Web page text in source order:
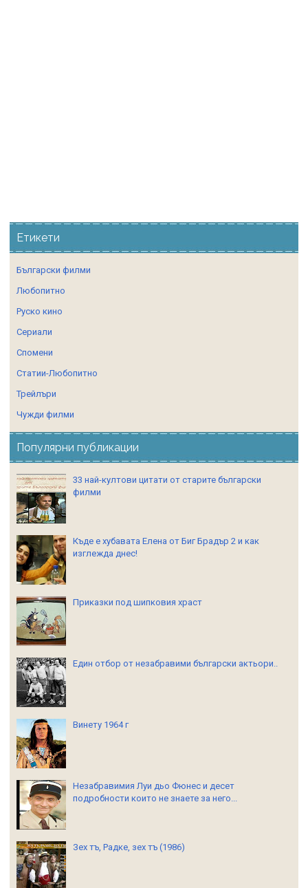
Етикети
Български филми
Любопитно
Руско кино
Сериали
Спомени
Статии-Любопитно
Трейлъри
Чужди филми
Популярни публикации
33 най-култови цитати от старите български
филми
Къде е хубавата Елена от Биг Брадър 2 и как
изглежда днес!
Приказки под шипковия храст
Един отбор от незабравими български актьори..
Винету 1964 г
Незабравимия Луи дьо Фюнес и десет
подробности които не знаете за него...
Зех тъ, Радке, зех тъ (1986)